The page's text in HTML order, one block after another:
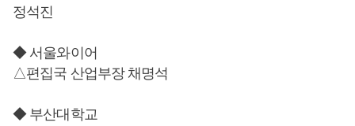
정석진
◆ 서울와이어
△편집국 산업부장 채명석
◆ 부산대학교